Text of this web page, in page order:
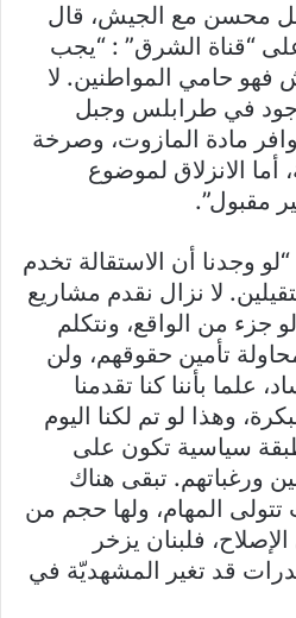
محسن مع الجيش، قال
“قناة الشرق” : “يجب
فهو حامي المواطنين. لا
في طرابلس وجبل
مادة المازوت، وصرخة
الانزلاق لموضوع
مقبول”.
وجدنا أن الاستقالة تخدم
لا نزال نقدم مشاريع
جزء من الواقع، ونتكلم
تأمين حقوقهم، ولن
علما بأننا كنا تقدمنا
وهذا لو تم لكنا اليوم
سياسية تكون على
ورغباتهم. تبقى هناك
المهام، ولها حجم من
فلبنان يزخر
قد تغير المشهديّة في